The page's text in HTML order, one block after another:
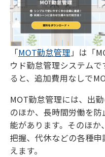
「MOT勤怠管理」は「
ウド勤怠管理システム
ると、追加費用なしで
MOT勤怠管理には、出
のほか、長時間労働を
能があります。そのほ
把握、代休などの各種
えます。